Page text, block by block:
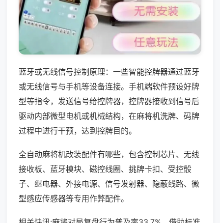
蓝牙或无线信号控制原理：一些智能控牌器通过蓝牙
或无线信号与手机等设备连接。手机端软件预设好牌
型等指令，发送信号给控牌器，控牌器接收到信号后
驱动内部微型电机或机械结构，在麻将机洗牌、码牌
过程中进行干预，达到控牌目的。
全自动麻将机改装配件有哪些，包含控制芯片、无线
接收板、蓝牙模块、磁控线圈、挑牌卡扣、受控骰
子、继电器、外接电源、信号发射器、隐蔽线路、微
型感应传感器等专用作弊配件。